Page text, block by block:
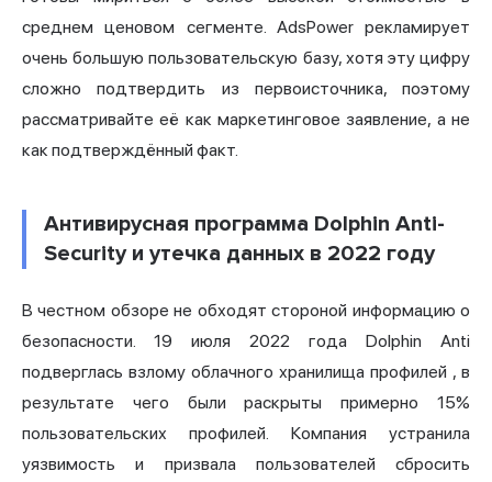
среднем ценовом сегменте. AdsPower рекламирует
очень большую пользовательскую базу, хотя эту цифру
сложно подтвердить из первоисточника, поэтому
рассматривайте её как маркетинговое заявление, а не
как подтверждённый факт.
Антивирусная программа Dolphin Anti-
Security и утечка данных в 2022 году
В честном обзоре не обходят стороной информацию о
безопасности. 19 июля 2022 года Dolphin Anti
подверглась взлому облачного хранилища профилей , в
результате чего были раскрыты примерно 15%
пользовательских профилей. Компания устранила
уязвимость и призвала пользователей сбросить